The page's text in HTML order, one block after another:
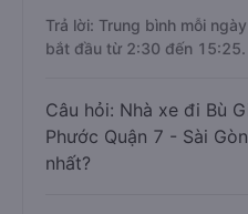
Trả lời: Trung bình mỗi
bắt đầu từ 2:30 đến 15:25.
Câu hỏi: Nhà xe đi Bù
Phước Quận 7 - Sài
nhất?